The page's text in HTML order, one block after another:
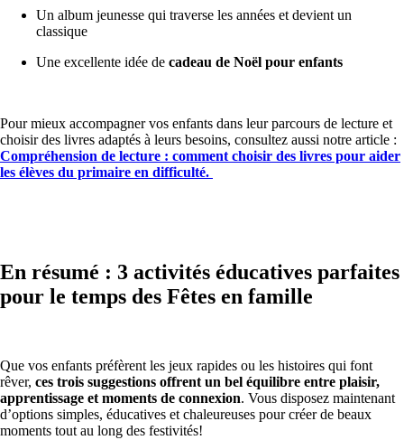
Un album jeunesse qui traverse les années et devient un
classique
Une excellente idée de cadeau de Noël pour enfants
Pour mieux accompagner vos enfants dans leur parcours de lecture et
choisir des livres adaptés à leurs besoins, consultez aussi notre article :
Compréhension de lecture : comment choisir des livres pour aider
les élèves du primaire en difficulté.
En résumé : 3 activités éducatives parfaites
pour le temps des Fêtes en famille
Que vos enfants préfèrent les jeux rapides ou les histoires qui font
rêver, ces trois suggestions offrent un bel équilibre entre plaisir,
apprentissage et moments de connexion. Vous disposez maintenant
d’options simples, éducatives et chaleureuses pour créer de beaux
moments tout au long des festivités!